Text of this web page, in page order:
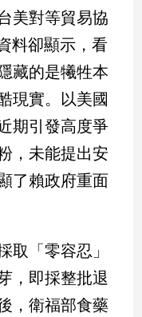
美對等貿易協
料卻顯示，看
藏的是犧牲本
現實。以美國
期引發高度爭
，未能提出安
了賴政府重面
取「零容忍」
，即採整批退
，衛福部食藥